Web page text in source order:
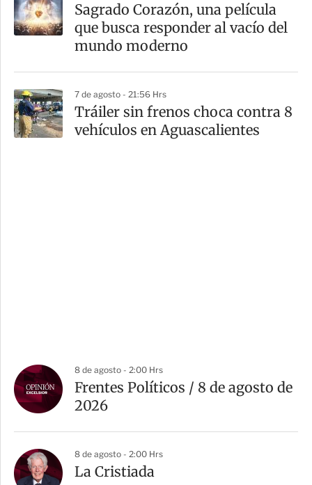
Sagrado Corazón, una película
que busca responder al vacío del
mundo moderno
7 de agosto - 21:56 Hrs
Tráiler sin frenos choca contra 8
vehículos en Aguascalientes
8 de agosto - 2:00 Hrs
Frentes Políticos / 8 de agosto de
2026
8 de agosto - 2:00 Hrs
La Cristiada